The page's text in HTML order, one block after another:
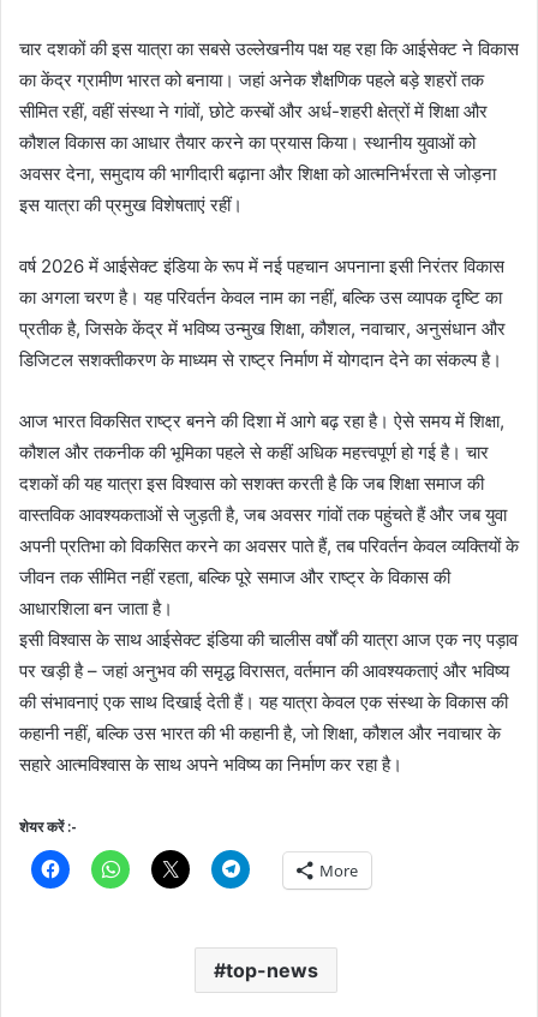
चार दशकों की इस यात्रा का सबसे उल्लेखनीय पक्ष यह रहा कि आईसेक्ट ने विकास
का केंद्र ग्रामीण भारत को बनाया। जहां अनेक शैक्षणिक पहले बड़े शहरों तक
सीमित रहीं, वहीं संस्था ने गांवों, छोटे कस्बों और अर्ध-शहरी क्षेत्रों में शिक्षा और
कौशल विकास का आधार तैयार करने का प्रयास किया। स्थानीय युवाओं को
अवसर देना, समुदाय की भागीदारी बढ़ाना और शिक्षा को आत्मनिर्भरता से जोड़ना
इस यात्रा की प्रमुख विशेषताएं रहीं।
वर्ष 2026 में आईसेक्ट इंडिया के रूप में नई पहचान अपनाना इसी निरंतर विकास
का अगला चरण है। यह परिवर्तन केवल नाम का नहीं, बल्कि उस व्यापक दृष्टि का
प्रतीक है, जिसके केंद्र में भविष्य उन्मुख शिक्षा, कौशल, नवाचार, अनुसंधान और
डिजिटल सशक्तीकरण के माध्यम से राष्ट्र निर्माण में योगदान देने का संकल्प है।
आज भारत विकसित राष्ट्र बनने की दिशा में आगे बढ़ रहा है। ऐसे समय में शिक्षा,
कौशल और तकनीक की भूमिका पहले से कहीं अधिक महत्त्वपूर्ण हो गई है। चार
दशकों की यह यात्रा इस विश्वास को सशक्त करती है कि जब शिक्षा समाज की
वास्तविक आवश्यकताओं से जुड़ती है, जब अवसर गांवों तक पहुंचते हैं और जब युवा
अपनी प्रतिभा को विकसित करने का अवसर पाते हैं, तब परिवर्तन केवल व्यक्तियों के
जीवन तक सीमित नहीं रहता, बल्कि पूरे समाज और राष्ट्र के विकास की
आधारशिला बन जाता है।
इसी विश्वास के साथ आईसेक्ट इंडिया की चालीस वर्षों की यात्रा आज एक नए पड़ाव
पर खड़ी है – जहां अनुभव की समृद्ध विरासत, वर्तमान की आवश्यकताएं और भविष्य
की संभावनाएं एक साथ दिखाई देती हैं। यह यात्रा केवल एक संस्था के विकास की
कहानी नहीं, बल्कि उस भारत की भी कहानी है, जो शिक्षा, कौशल और नवाचार के
सहारे आत्मविश्वास के साथ अपने भविष्य का निर्माण कर रहा है।
शेयर करें :-
More
top-news